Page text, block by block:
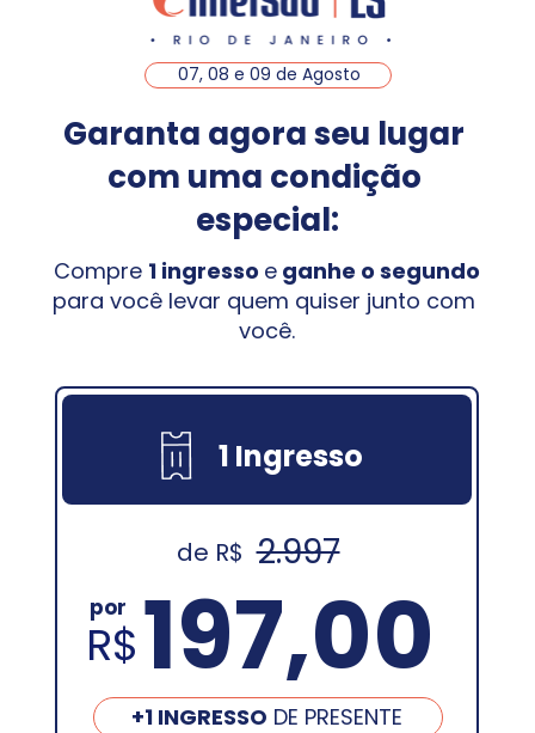
07, 08 e 09 de Agosto
Garanta agora seu lugar
com uma condição
especial:
Compre 1 ingresso e ganhe o segundo
para você levar quem quiser junto com
você.
1 Ingresso
2.997
de R$
197,00
por
R$
+1 INGRESSO DE PRESENTE